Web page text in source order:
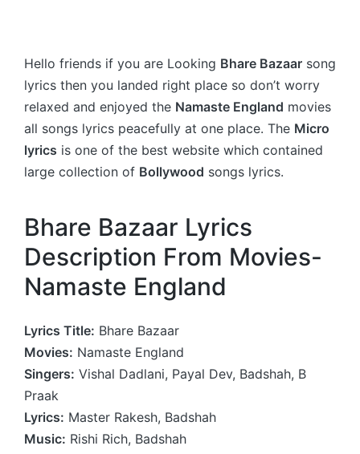
Hello friends if you are Looking Bhare Bazaar song
lyrics then you landed right place so don’t worry
relaxed and enjoyed the Namaste England movies
all songs lyrics peacefully at one place. The Micro
lyrics is one of the best website which contained
large collection of Bollywood songs lyrics.
Bhare Bazaar Lyrics
Description From Movies-
Namaste England
Lyrics Title: Bhare Bazaar
Movies: Namaste England
Singers: Vishal Dadlani, Payal Dev, Badshah, B
Praak
Lyrics: Master Rakesh, Badshah
Music: Rishi Rich, Badshah